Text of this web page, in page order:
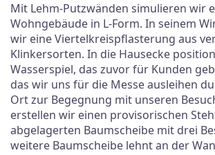
Mit Lehm-Putzwänden simulieren wir
Wohngebäude in L-Form. In seinem
wir eine Viertelkreispflasterung aus
Klinkersorten. In die Hausecke
Wasserspiel, das zuvor für Kunden
das wir uns für die Messe ausleihen
Ort zur Begegnung mit unseren
erstellen wir einen provisorischen
abgelagerten Baumscheibe mit drei
weitere Baumscheibe lehnt an der